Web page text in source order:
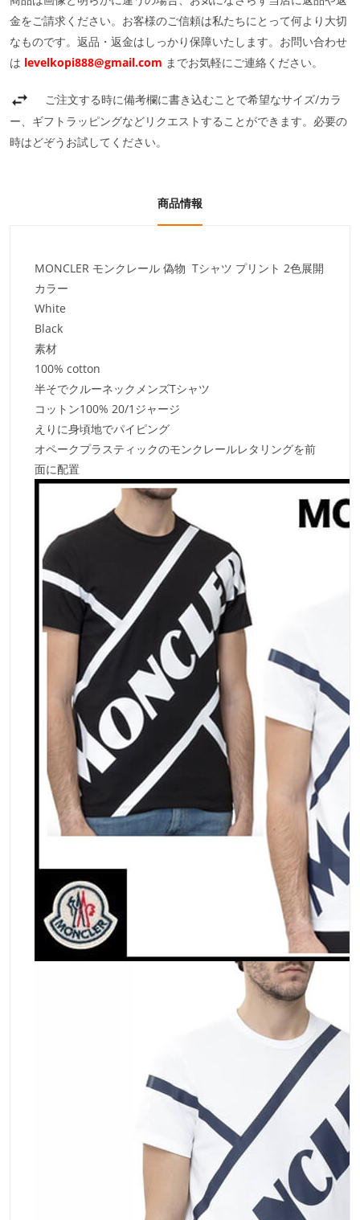
金をご請求ください。お客様のご信頼は私たちにとって何より大切
なものです。返品・返金はしっかり保障いたします。お問い合わせ
は levelkopi888@gmail.com までお気軽にご連絡ください。
ご注文する時に備考欄に書き込むことで希望なサイズ/カラ
ー、ギフトラッピングなどリクエストすることができます。必要の
時はどぞうお試してください。
商品情報
MONCLER モンクレール 偽物 Tシャツ プリント 2色展開
カラー
White
Black
素材
100% cotton
半そでクルーネックメンズTシャツ
コットン100% 20/1ジャージ
えりに身頃地でパイピング
オペークプラスティックのモンクレールレタリングを前
面に配置